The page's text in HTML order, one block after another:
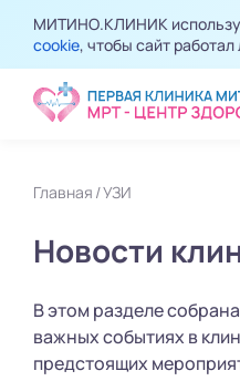
МИТИНО.КЛИНИК
cookie, чтобы сайт
Главная УЗИ
Новости
В этом разделе
важных событиях в
предстоящих